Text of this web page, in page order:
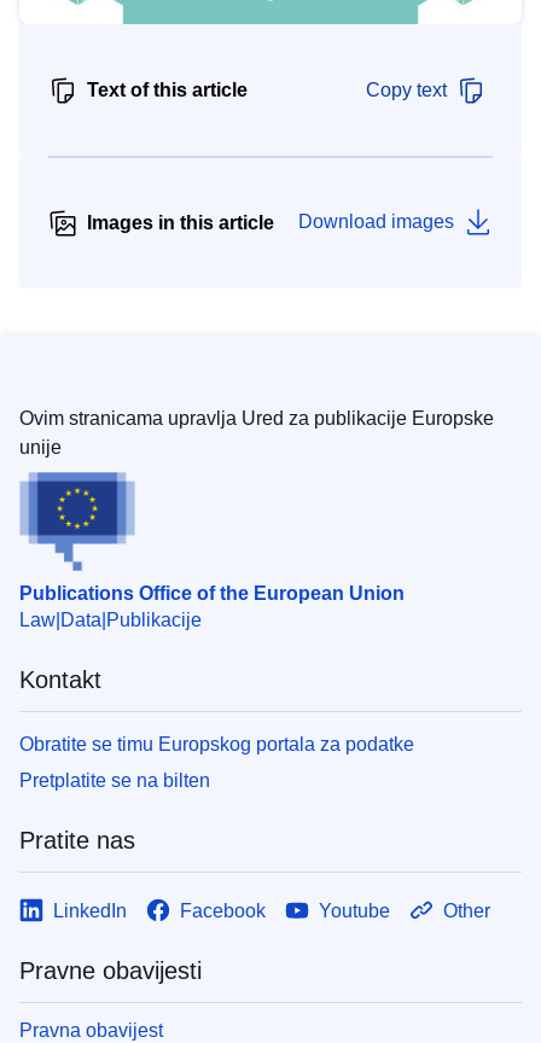
Text of this article Copy text
Images in this article Download images
Publications Office of the European Union
Law Data Publikacije
Ovim stranicama upravlja Ured za publikacije Europske
unije
Kontakt
Obratite se timu Europskog portala za podatke
Pretplatite se na bilten
Pratite nas
LinkedIn Facebook Youtube Other
Pravne obavijesti
Pravna obavijest